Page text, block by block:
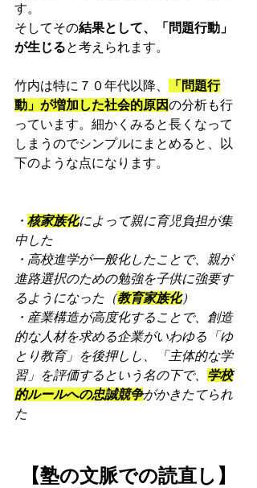
す。
そしてその結果として、「問題行動」
が生じると考えられます。
竹内は特に７０年代以降、
「問題行
動」が増加した社会的原因の分析も行
っています。細かくみると長くなって
しまうのでシンプルにまとめると、以
下のような点になります。
・ 核家族化によって親に育児負担が集
中した
・高校進学が一般化したことで、親が
進路選択のための勉強を子供に強要す
るようになった（教育家族化）
・産業構造が高度化することで、創造
的な人材を求める企業がいわゆる「ゆ
とり教育」を後押しし、「主体的な学
習」を評価するという名の下で、 学校
的ルールへの忠誠競争がかきたてられ
た
【塾の文脈での読直し】